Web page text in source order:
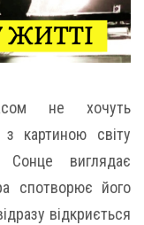
не хочуть
картиною світу
Сонце виглядає
спотворює його
відкриється